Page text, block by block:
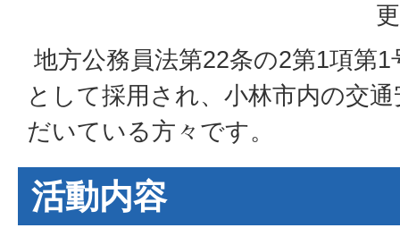
地方公務員法第22条の2第1項第
として採用され、小林市内の交
だいている方々です。
活動内容